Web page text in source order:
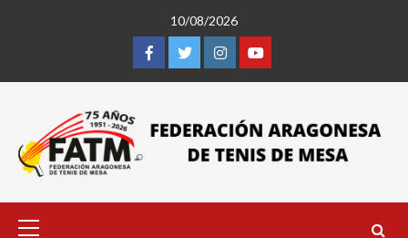
10/08/2026
Facebook
TwitterInstagramYoutube
Menú